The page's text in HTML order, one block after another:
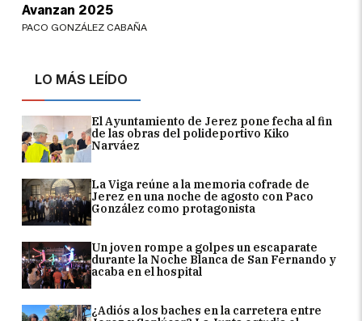
LO MÁS LEÍDO
El Ayuntamiento de Jerez pone fecha al fin
de las obras del polideportivo Kiko
Narváez
La Viga reúne a la memoria cofrade de
Jerez en una noche de agosto con Paco
González como protagonista
Un joven rompe a golpes un escaparate
durante la Noche Blanca de San Fernando y
acaba en el hospital
¿Adiós a los baches en la carretera entre
Avanzan 2025
PACO GONZÁLEZ CABAÑA